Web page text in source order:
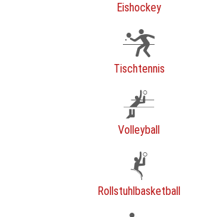
Eishockey
Tischtennis
Volleyball
Rollstuhlbasketball